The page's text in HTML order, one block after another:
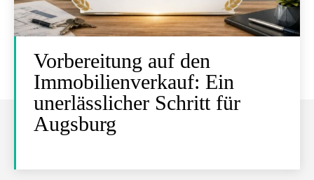
Vorbereitung auf den
Immobilienverkauf: Ein
unerlässlicher Schritt für
Augsburg